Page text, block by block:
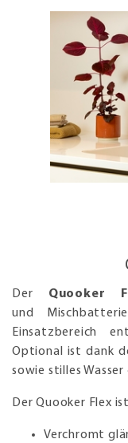
Der Quooker
und
Einsatzbereich
Optional ist dank
sowie stilles
Der Quooker Flex
Verchromt